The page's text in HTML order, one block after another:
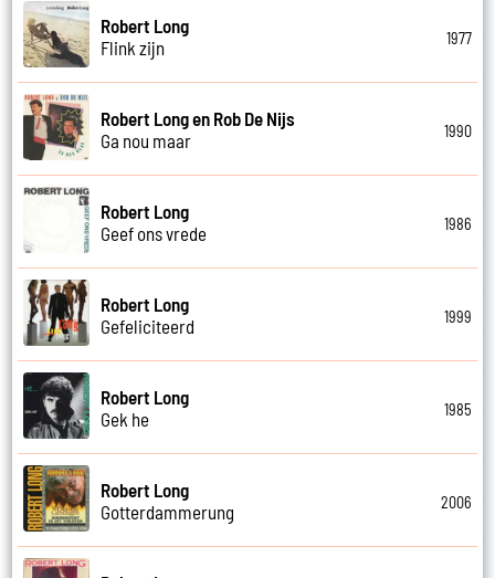
Robert Long
Flink zijn
1977
Robert Long en Rob De Nijs
Ga nou maar
1990
Robert Long
Geef ons vrede
1986
Robert Long
Gefeliciteerd
1999
Robert Long
Gek he
1985
Robert Long
Gotterdammerung
2006